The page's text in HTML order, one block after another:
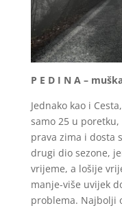
P E D I N A –
Jednako kao i
samo 25 u
prava zima i dosta
drugi dio sezone,
vrijeme, a lošije
manje-više uvijek
problema. Najbolji